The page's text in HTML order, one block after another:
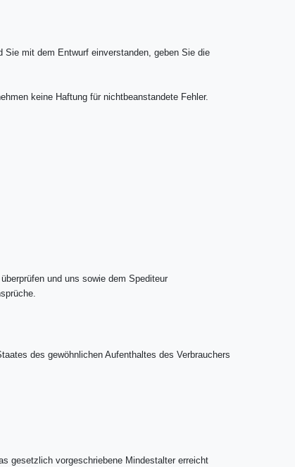
mit dem Entwurf einverstanden, geben Sie die
keine Haftung für nichtbeanstandete Fehler.
und uns sowie dem Spediteur
des gewöhnlichen Aufenthaltes des Verbrauchers
gesetzlich vorgeschriebene Mindestalter erreicht